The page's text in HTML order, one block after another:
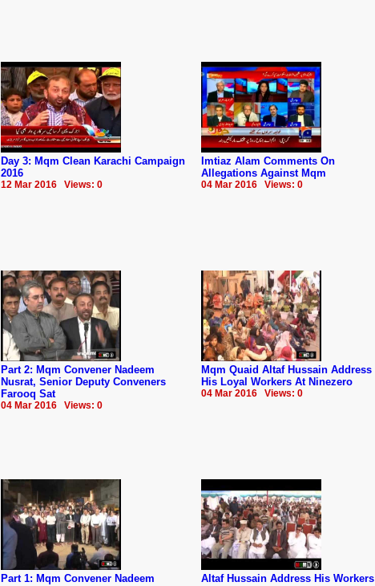
Day 3: Mqm Clean Karachi Campaign
2016
12 Mar 2016 Views: 0
Imtiaz Alam Comments On
Allegations Against Mqm
04 Mar 2016 Views: 0
Part 2: Mqm Convener Nadeem
Nusrat, Senior Deputy Conveners
Farooq Sat
04 Mar 2016 Views: 0
Mqm Quaid Altaf Hussain Address
His Loyal Workers At Ninezero
04 Mar 2016 Views: 0
Part 1: Mqm Convener Nadeem
Altaf Hussain Address His Workers